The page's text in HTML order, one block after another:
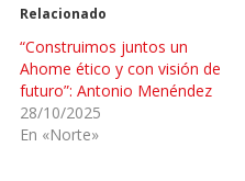
Relacionado
“Construimos juntos un
Ahome ético y con visión de
futuro”: Antonio Menéndez
28/10/2025
En «Norte»